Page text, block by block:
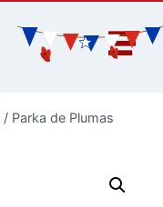
/ Parka de Plumas